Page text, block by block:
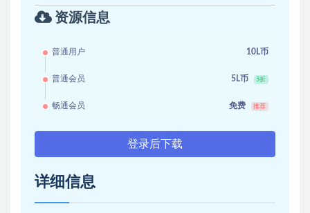
资源信息
普通用户 10L币
普通会员 5L币 5折
畅通会员 免费 推荐
登录后下载
详细信息